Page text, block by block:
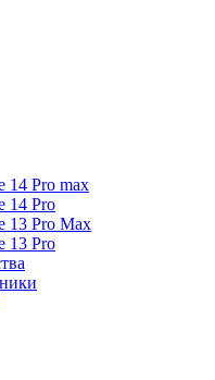
14 Pro max
14 Pro
13 Pro Max
13 Pro